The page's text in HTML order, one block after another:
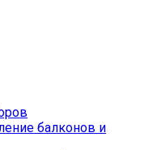
балконов и